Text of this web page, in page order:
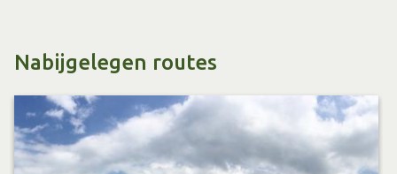
Nabijgelegen routes